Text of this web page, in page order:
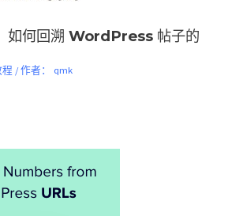
如何回溯 WordPress 帖子的
/ 作者： qmk